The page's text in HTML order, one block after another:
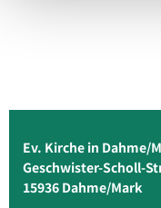
Ev. Kirche in Dahme/
Geschwister-Scholl-
15936 Dahme/Mark